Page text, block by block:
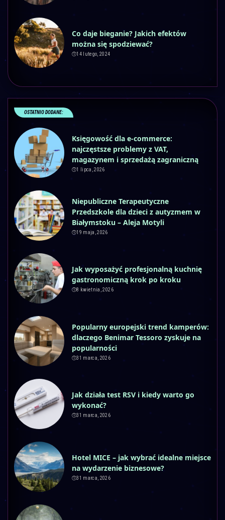
Co daje bieganie? Jakich efektów
można się spodziewać?
14 lutego, 2024
OSTATNIO DODANE:
Księgowość dla e-commerce:
najczęstsze problemy z VAT,
magazynem i sprzedażą zagraniczną
1 lipca, 2026
Niepubliczne Terapeutyczne
Przedszkole dla dzieci z autyzmem w
Białymstoku – Aleja Motyli
19 maja, 2026
Jak wyposażyć profesjonalną kuchnię
gastronomiczną krok po kroku
8 kwietnia, 2026
Popularny europejski trend kamperów:
dlaczego Benimar Tessoro zyskuje na
popularności
31 marca, 2026
Jak działa test RSV i kiedy warto go
wykonać?
31 marca, 2026
Hotel MICE – jak wybrać idealne miejsce
na wydarzenie biznesowe?
31 marca, 2026